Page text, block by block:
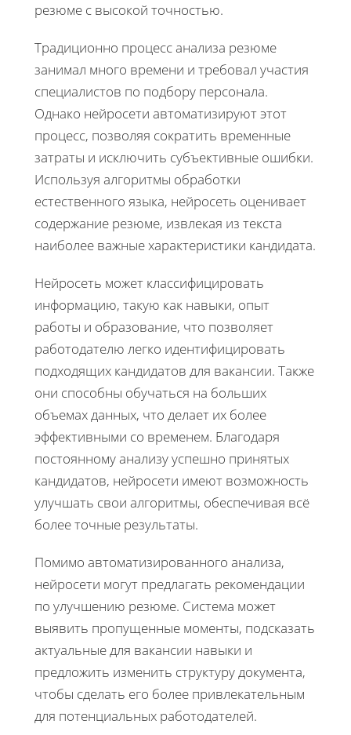
резюме с высокой точностью.
Традиционно процесс анализа резюме
занимал много времени и требовал участия
специалистов по подбору персонала.
Однако нейросети автоматизируют этот
процесс, позволяя сократить временные
затраты и исключить субъективные ошибки.
Используя алгоритмы обработки
естественного языка, нейросеть оценивает
содержание резюме, извлекая из текста
наиболее важные характеристики кандидата.
Нейросеть может классифицировать
информацию, такую как навыки, опыт
работы и образование, что позволяет
работодателю легко идентифицировать
подходящих кандидатов для вакансии. Также
они способны обучаться на больших
объемах данных, что делает их более
эффективными со временем. Благодаря
постоянному анализу успешно принятых
кандидатов, нейросети имеют возможность
улучшать свои алгоритмы, обеспечивая всё
более точные результаты.
Помимо автоматизированного анализа,
нейросети могут предлагать рекомендации
по улучшению резюме. Система может
выявить пропущенные моменты, подсказать
актуальные для вакансии навыки и
предложить изменить структуру документа,
чтобы сделать его более привлекательным
для потенциальных работодателей.